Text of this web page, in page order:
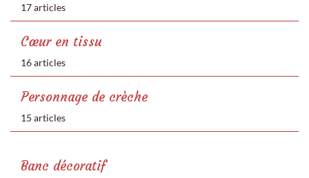
17 articles
Cœur en tissu
16 articles
Personnage de crèche
15 articles
Banc décoratif